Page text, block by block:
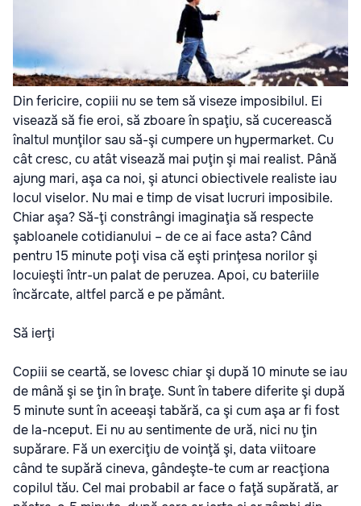
Din fericire, copiii nu se tem să viseze imposibilul. Ei
visează să fie eroi, să zboare în spaţiu, să cucerească
înaltul munţilor sau să-şi cumpere un hypermarket. Cu
cât cresc, cu atât visează mai puţin şi mai realist. Până
ajung mari, aşa ca noi, şi atunci obiectivele realiste iau
locul viselor. Nu mai e timp de visat lucruri imposibile.
Chiar aşa? Să-ţi constrângi imaginaţia să respecte
şabloanele cotidianului – de ce ai face asta? Când
pentru 15 minute poţi visa că eşti prinţesa norilor şi
locuieşti într-un palat de peruzea. Apoi, cu bateriile
încărcate, altfel parcă e pe pământ.
Să ierţi
Copiii se ceartă, se lovesc chiar şi după 10 minute se iau
de mână şi se ţin în braţe. Sunt în tabere diferite şi după
5 minute sunt în aceeaşi tabără, ca şi cum aşa ar fi fost
de la-nceput. Ei nu au sentimente de ură, nici nu ţin
supărare. Fă un exerciţiu de voinţă şi, data viitoare
când te supără cineva, gândeşte-te cum ar reacţiona
copilul tău. Cel mai probabil ar face o faţă supărată, ar